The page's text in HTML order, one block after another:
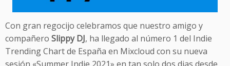
Con gran regocijo celebramos que nuestro amigo y
compañero Slippy DJ, ha llegado al número 1 del Indie
Trending Chart de España en Mixcloud con su nueva